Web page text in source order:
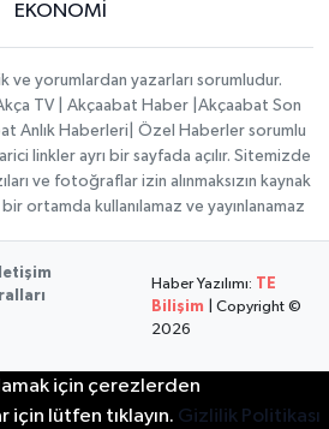
EKONOMİ
ve yorumlardan yazarları sorumludur.
TV | Akçaabat Haber |Akçaabat Son
Anlık Haberleri| Özel Haberler sorumlu
linkler ayrı bir sayfada açılır. Sitemizde
ve fotoğraflar izin alınmaksızın kaynak
ortamda kullanılamaz ve yayınlanamaz
İletişim
Haber Yazılımı: TE
Bilişim | Copyright ©
2026
için çerezlerden
için lütfen tıklayın. Gizlilik Politikası